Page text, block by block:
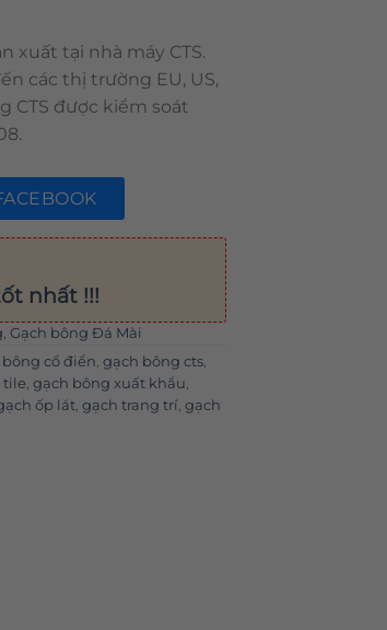
xuất tại nhà máy CTS.
các thị trường EU, US,
CTS được kiểm soát
nhất !!!
, Gạch bông Đá Mài
cổ điển, gạch bông cts,
tile, gạch bông xuất khẩu,
ốp lát, gạch trang trí, gạch